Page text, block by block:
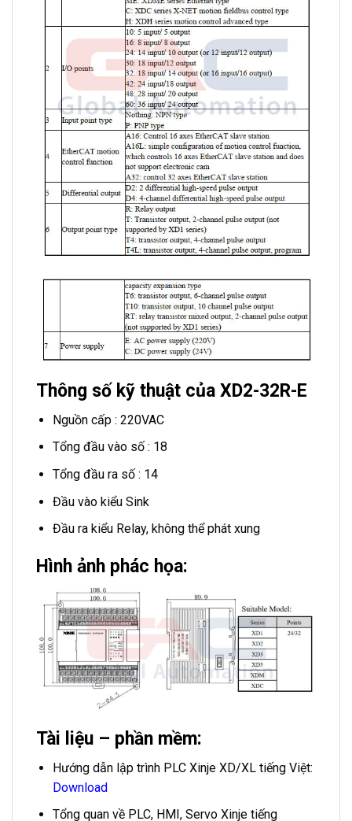
Thông số kỹ thuật của XD2-32R-E
Nguồn cấp : 220VAC
Tổng đầu vào số : 18
Tổng đầu ra số : 14
Đầu vào kiểu Sink
Đầu ra kiểu Relay, không thể phát xung
Hình ảnh phác họa:
Tài liệu – phần mềm:
Hướng dẫn lập trình PLC Xinje XD/XL tiếng Việt:
Download
Tổng quan về PLC, HMI, Servo Xinje tiếng